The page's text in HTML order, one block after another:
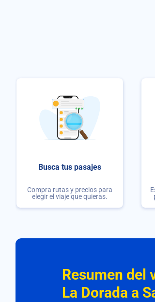
Busca tus pasajes
Compra rutas y precios para
elegir el viaje que quieras.
Resumen del
La Dorada a